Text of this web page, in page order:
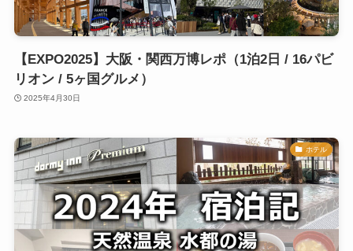
【EXPO2025】大阪・関西万博レポ（1泊2日 / 16パビ
リオン / 5ヶ国グルメ）
2025年4月30日
ホテル